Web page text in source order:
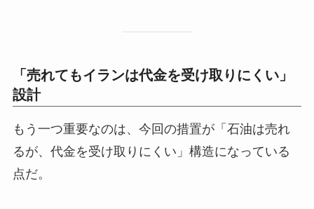
「売れてもイランは代金を受け取りにくい」
設計
もう一つ重要なのは、今回の措置が「石油は売れ
るが、代金を受け取りにくい」構造になっている
点だ。